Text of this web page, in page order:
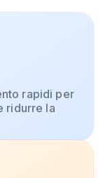
rapidi per
ridurre la